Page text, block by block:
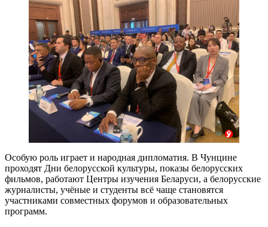
Особую роль играет и народная дипломатия. В Чунцине
проходят Дни белорусской культуры, показы белорусских
фильмов, работают Центры изучения Беларуси, а белорусские
журналисты, учёные и студенты всё чаще становятся
участниками совместных форумов и образовательных
программ.